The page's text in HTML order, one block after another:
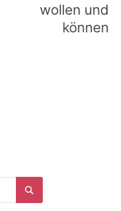
wollen und
können
Search